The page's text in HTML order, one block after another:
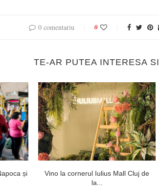
0 comentariu 0
TE-AR PUTEA INTERESA SI
și
Vino la cornerul Iulius Mall Cluj de
la...